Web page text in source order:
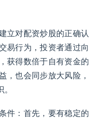
立对配资炒股的正确认
易行为，投资者通过向
获得数倍于自有资金的
，也会同步放大风险，
件：首先，要有稳定的